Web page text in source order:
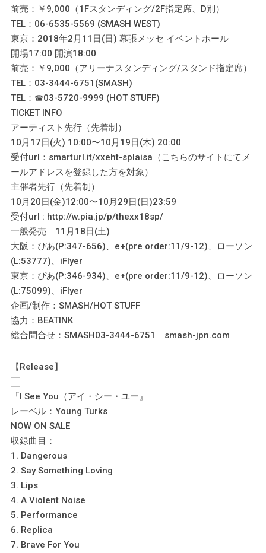
前売：￥9,000（1Fスタンディング/2F指定席、D別）
TEL：06-6535-5569 (SMASH WEST)
東京：2018年2月11日(日) 幕張メッセ イベントホール
開場17:00 開演18:00
前売：￥9,000（アリーナスタンディング/スタンド指定席）
TEL：03-3444-6751(SMASH)
TEL：☎03-5720-9999 (HOT STUFF)
TICKET INFO
アーティスト先行（先着制）
10月17日(火) 10:00〜10月19日(木) 20:00
受付url：smarturl.it/xxeht-splaisa（こちらのサイトにてメ
ールアドレスを登録した方を対象）
主催者先行（先着制）
10月20日(金)12:00〜10月29日(日)23:59
受付url : http://w.pia.jp/p/thexx18sp/
一般発売 11月18日(土)
大阪：ぴあ(P:347-656)、e+(pre order:11/9-12)、ローソン
(L:53777)、iFlyer
東京：ぴあ(P:346-934)、e+(pre order:11/9-12)、ローソン
(L:75099)、iFlyer
企画/制作：SMASH/HOT STUFF
協力：BEATINK
総合問合せ：SMASH03-3444-6751 smash-jpn.com
【Release】
『I See You（アイ・シー・ユー』
レーベル：Young Turks
NOW ON SALE
収録曲目：
1. Dangerous
2. Say Something Loving
3. Lips
4. A Violent Noise
5. Performance
6. Replica
7. Brave For You